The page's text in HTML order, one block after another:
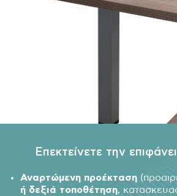
Επεκτείνετε την
Αναρτώμενη προέκταση
ή δεξιά τοποθέτηση,